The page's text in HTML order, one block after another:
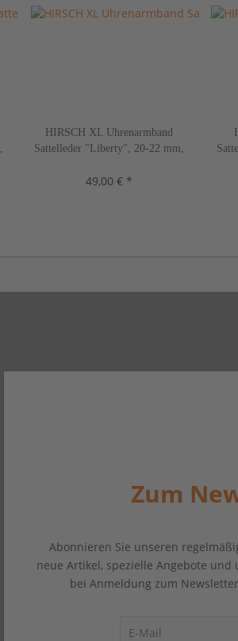
HIRSCH XL Uhrenarmband
Sattelleder "Liberty", 20-22 mm,
49,00 € *
Zum
Abonnieren Sie unseren
neue Artikel, spezielle Angebote
bei Anmeldung zum